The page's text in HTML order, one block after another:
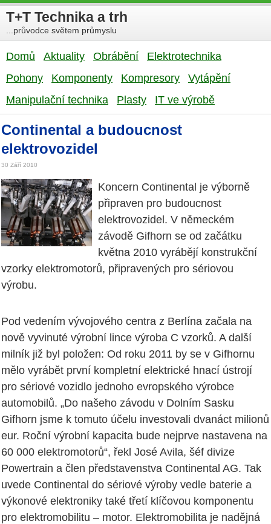
T+T Technika a trh
...průvodce světem průmyslu
Domů Aktuality Obrábění
Elektrotechnika
Pohony
Komponenty Kompresory
Vytápění
Manipulační technika
Plasty IT ve výrobě
Continental a budoucnost
elektrovozidel
30 Září 2010
Koncern Continental je výborně
připraven pro budoucnost
elektrovozidel. V německém
závodě Gifhorn se od začátku
května 2010 vyrábějí konstrukční
vzorky elektromotorů, připravených pro sériovou
výrobu.
Pod vedením vývojového centra z Berlína začala na
nově vyvinuté výrobní lince výroba C vzorků. A další
milník již byl položen: Od roku 2011 by se v Gifhornu
mělo vyrábět první kompletní elektrické hnací ústrojí
pro sériové vozidlo jednoho evropského výrobce
automobilů. „Do našeho závodu v Dolním Sasku
Gifhorn jsme k tomuto účelu investovali dvanáct milionů
eur. Roční výrobní kapacita bude nejprve nastavena na
60 000 elektromotorů“, řekl José Avila, šéf divize
Powertrain a člen představenstva Continental AG. Tak
uvede Continental do sériové výroby vedle baterie a
výkonové elektroniky také třetí klíčovou komponentu
pro elektromobilitu – motor. Elektromobilita je nadějná